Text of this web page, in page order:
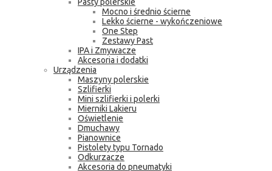
Mocno i średnio ścierne
Lekko ścierne - wykończeniowe
One Step
Zestawy Past
IPA i Zmywacze
Akcesoria i dodatki
Urządzenia
Maszyny polerskie
Szlifierki
Mini szlifierki i polerki
Mierniki Lakieru
Oświetlenie
Dmuchawy
Pianownice
Pistolety typu Tornado
Odkurzacze
Akcesoria do pneumatyki